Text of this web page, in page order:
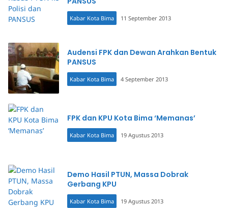
Kabar Kota Bima 11 September 2013
Audensi FPK dan Dewan Arahkan Bentuk
PANSUS
Kabar Kota Bima 4 September 2013
FPK dan KPU Kota Bima ‘Memanas’
Kabar Kota Bima 19 Agustus 2013
Demo Hasil PTUN, Massa Dobrak
Gerbang KPU
Kabar Kota Bima 19 Agustus 2013